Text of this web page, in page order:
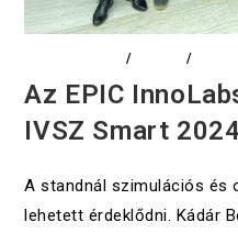
/ /
Az EPIC
IVSZ Smart
A standnál szimulációs és
lehetett érdeklődni. Kádár